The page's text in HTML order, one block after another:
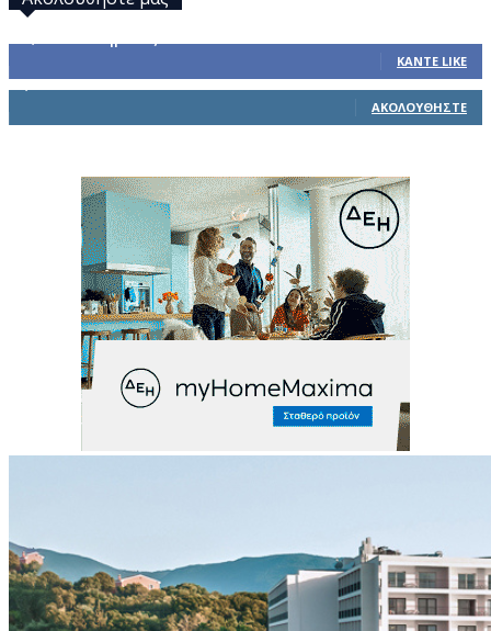
ΚΆΝΤΕ LIKE
ΑΚΟΛΟΥΘΉΣΤΕ